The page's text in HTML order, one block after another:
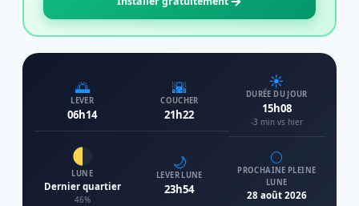
🌅
LEVER
06h14
🌇
COUCHER
21h22
☀️
DURÉE DU JOUR
15h08
-3 min vs hier
LUNE
Dernier quartier
46%
🌙
LEVER LUNE
23h54
🌕
PROCHAINE PLEINE
LUNE
28 août 2026